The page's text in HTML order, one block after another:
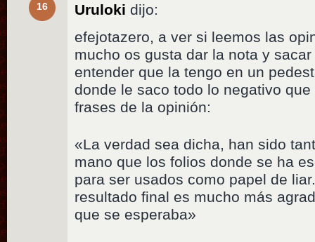
16 Uruloki dijo:
efejotazero, a ver si leemos las
mucho os gusta dar la nota y
entender que la tengo en un
donde le saco todo lo negativo
frases de la opinión:
«La verdad sea dicha, han sido
mano que los folios donde se ha
para ser usados como papel de
resultado final es mucho más
que se esperaba»